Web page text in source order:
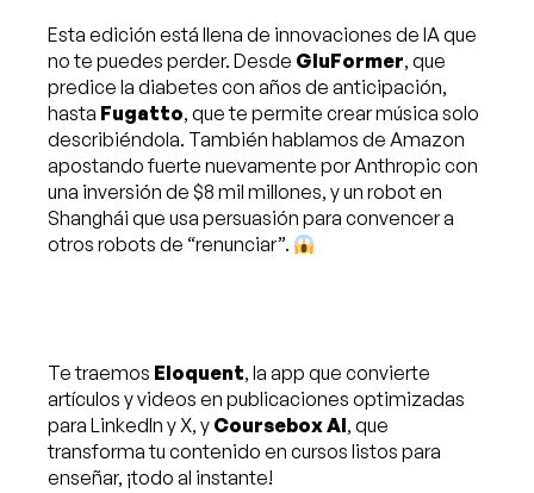
Esta edición está llena de innovaciones de IA que
no te puedes perder. Desde GluFormer, que
predice la diabetes con años de anticipación,
hasta Fugatto, que te permite crear música solo
describiéndola. También hablamos de Amazon
apostando fuerte nuevamente por Anthropic con
una inversión de $8 mil millones, y un robot en
Shanghái que usa persuasión para convencer a
otros robots de “renunciar”.
Te traemos Eloquent, la app que convierte
artículos y videos en publicaciones optimizadas
para LinkedIn y X, y Coursebox AI, que
transforma tu contenido en cursos listos para
enseñar, ¡todo al instante!